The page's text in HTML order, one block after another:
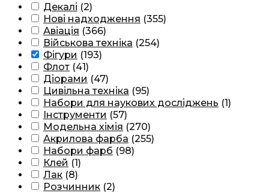
Декалі (2)
Нові надходження (355)
Авіація (366)
Військова техніка (254)
Фігури (193)
Флот (41)
Діорами (47)
Цивільна техніка (95)
Набори для наукових досліджень (1)
Інструменти (57)
Модельна хімія (270)
Акрилова фарба (255)
Набори фарб (98)
Клей (1)
Лак (8)
Розчинник (2)